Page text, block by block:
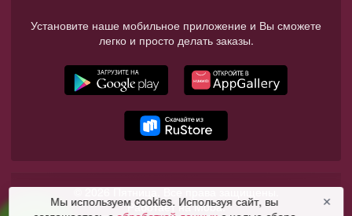
Установите наше мобильное приложение и Вы сможете
легко и просто делать заказы.
© 2026 Пятница. Все права защищены.
Работает на Moba.
Мы используем cookies. Используя сайт, вы
✕